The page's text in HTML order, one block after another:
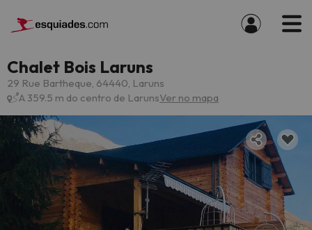
Chalet Bois Laruns
29 Rue Bartheque, 64440, Laruns
A 359.5 m do centro de LarunsVer no mapa